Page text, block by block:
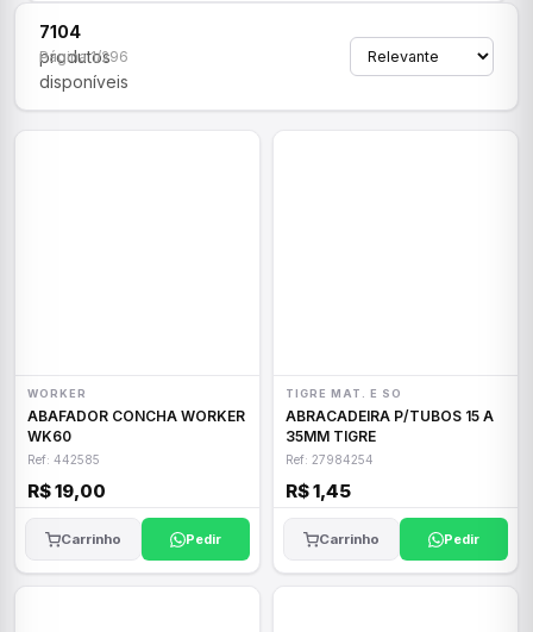
7104
produtos
disponíveis
Página 1/296
WORKER
ABAFADOR CONCHA WORKER
WK60
Ref: 442585
R$ 19,00
Carrinho Pedir
TIGRE MAT. E SO
ABRACADEIRA P/TUBOS 15 A
35MM TIGRE
Ref: 27984254
R$ 1,45
Carrinho Pedir